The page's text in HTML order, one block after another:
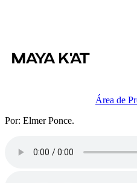
Área de
Por: Elmer Ponce.